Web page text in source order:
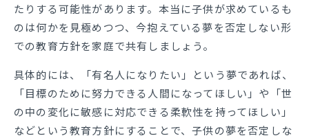
たりする可能性があります。本当に子供が求めているも
のは何かを見極めつつ、今抱えている夢を否定しない形
での教育方針を家庭で共有しましょう。
具体的には、「有名人になりたい」という夢であれば、
「目標のために努力できる人間になってほしい」や「世
の中の変化に敏感に対応できる柔軟性を持ってほしい」
などという教育方針にすることで、子供の夢を否定しな